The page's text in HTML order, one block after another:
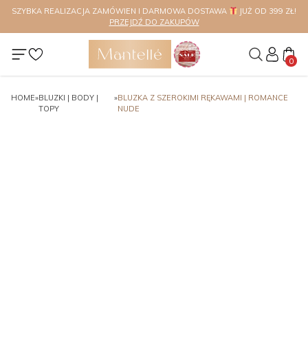
SPRAWDŹ
ASORTYMENT
SZYBKA REALIZACJA ZAMÓWIEN I DARMOWA DOSTAWA
JUŻ OD 399 ZŁ!
PRZEJDŹ DO ZAKUPÓW
Nawet do 70% ! ZOBACZ
PRZEJDŹ
0
HOME»BLUZKI | BODY |
TOPY
»BLUZKA Z SZEROKIMI RĘKAWAMI | ROMANCE
NUDE